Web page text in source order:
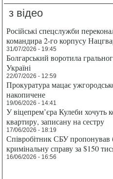
з відео
Російські спецслужби
командира 2-го корпусу
31/07/2026 - 19:45
Болгарський воротила
Україні
22/07/2026 - 12:59
Прокуратура мацає
накопичене
19/06/2026 - 14:41
У віцепрем’єра Кулеби хочуть
квартиру, записану на сестру
17/06/2026 - 18:19
Співробітник СБУ пропонував
кримінальну справу за $150
16/06/2026 - 16:56